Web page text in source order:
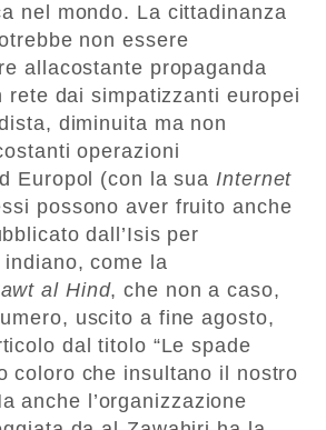
nel mondo. La cittadinanza
non essere
allacostante propaganda
rete dai simpatizzanti europei
diminuita ma non
operazioni
Europol (con la suaInternet
possono aver fruito anche
dall’Isis per
come la
al Hind, che non a caso,
uscito a fine agosto,
dal titolo “Le spade
coloro che insultano il nostro
anche l’organizzazione